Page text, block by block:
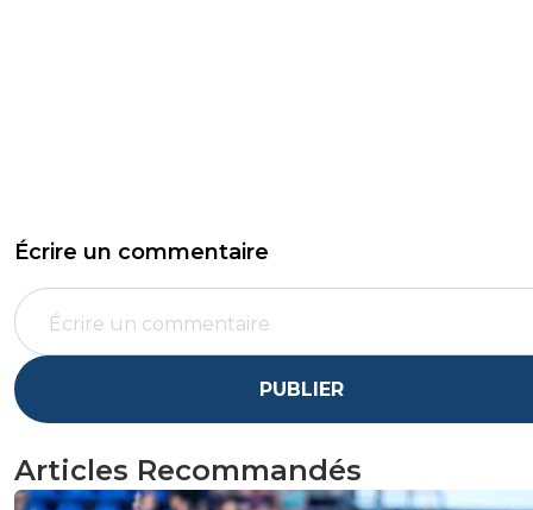
Écrire un commentaire
PUBLIER
Articles Recommandés